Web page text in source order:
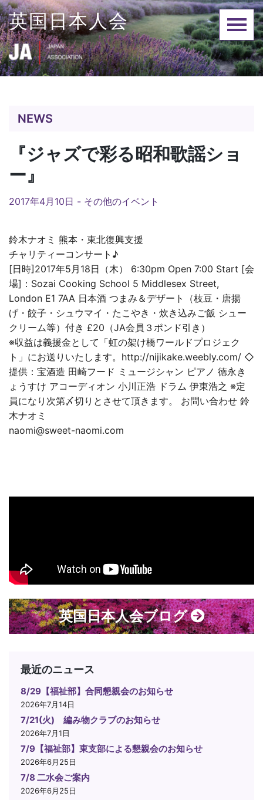
Skip
to
content
英国日本人会
NEWS
『ジャズで彩る昭和歌謡ショ
ー』
2017年4月10日 - その他のイベント
鈴木ナオミ 熊本・東北復興支援
チャリティーコンサート♪
[日時]2017年5月18日（木） 6:30pm Open 7:00 Start [会
場]：Sozai Cooking School 5 Middlesex Street,
London E1 7AA 日本酒 つまみ＆デザート（枝豆・唐揚
げ・餃子・シュウマイ・たこやき・炊き込みご飯 シュー
クリーム等）付き £20（JA会員３ポンド引き）
※収益は義援金として「虹の架け橋ワールドプロジェク
ト」にお送りいたします。http://nijikake.weebly.com/ ◇
提供：宝酒造 田崎フード ミュージシャン ピアノ 徳永き
ょうすけ アコーディオン 小川正浩 ドラム 伊東浩之 ※定
員になり次第〆切りとさせて頂きます。 お問い合わせ 鈴
木ナオミ
naomi@sweet-naomi.com
英国日本人会ブログ
最近のニュース
8/29【福祉部】合同懇親会のお知らせ
2026年7月14日
7/21(火) 編み物クラブのお知らせ
2026年7月1日
7/9【福祉部】東支部による懇親会のお知らせ
2026年6月25日
7/8 二水会ご案内
2026年6月25日